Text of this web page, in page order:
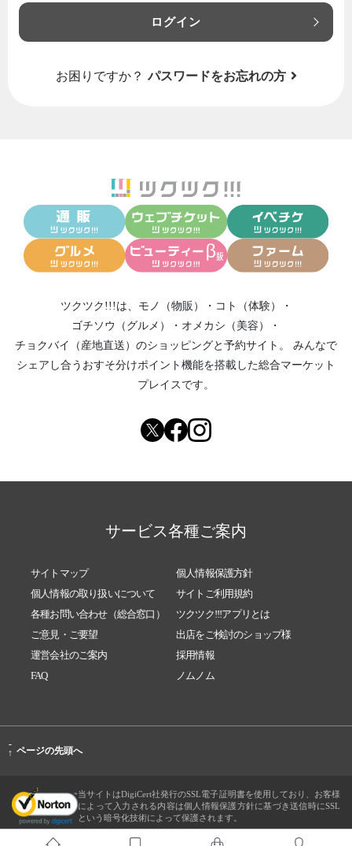
ログイン
お困りですか？ パスワードをお忘れの方
ツクツク!!!は、 モノ（物販） ・ コト（体験）
・
ゴチソウ（グルメ）
・ オメカシ（美容）
・
チョクバイ（産地直送） のショッピングと予約サイト。
みんなで
シェアし合う おすそ分けポイント機能を搭載した総合マーケット
プレイスです。
サービス各種ご案内
サイトマップ
個人情報保護方針
個人情報の取り扱いについて
サイトご利用規約
各種お問い合わせ（総合窓口）
ツクツク!!!アプリとは
ご意見・ご要望
出店をご検討のショップ様
運営会社のご案内
採用情報
FAQ
ノムノム
-
↑ ページの先頭へ
当サイトはDigiCert社発行のSSL電子証明書を使用しており、お客様
によって入力される内容は個人情報保護方針に基づき送信時にSSL
という暗号化技術によって保護されます。